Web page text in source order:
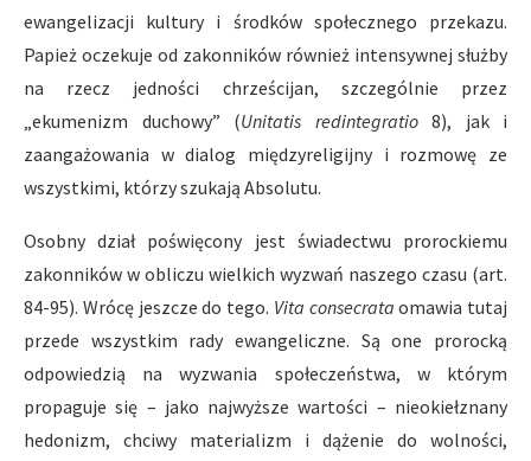
ewangelizacji kultury i środków społecznego przekazu.
Papież oczekuje od zakonników również intensywnej służby
na rzecz jedności chrześcijan, szczególnie przez
„ekumenizm duchowy” (Unitatis redintegratio8), jak i
zaangażowania w dialog międzyreligijny i rozmowę ze
wszystkimi, którzy szukają Absolutu.
Osobny dział poświęcony jest świadectwu prorockiemu
zakonników w obliczu wielkich wyzwań naszego czasu (art.
84-95). Wrócę jeszcze do tego. Vita consecrata omawia tutaj
przede wszystkim rady ewangeliczne. Są one prorocką
odpowiedzią na wyzwania społeczeństwa, w którym
propaguje się – jako najwyższe wartości – nieokiełznany
hedonizm, chciwy materializm i dążenie do wolności,